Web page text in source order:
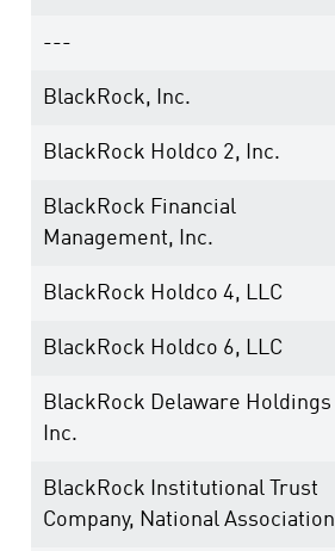
---
BlackRock, Inc.
BlackRock Holdco 2, Inc.
BlackRock Financial
Management, Inc.
BlackRock Holdco 4, LLC
BlackRock Holdco 6, LLC
BlackRock Delaware Holdings
Inc.
BlackRock Institutional Trust
Company, National Association